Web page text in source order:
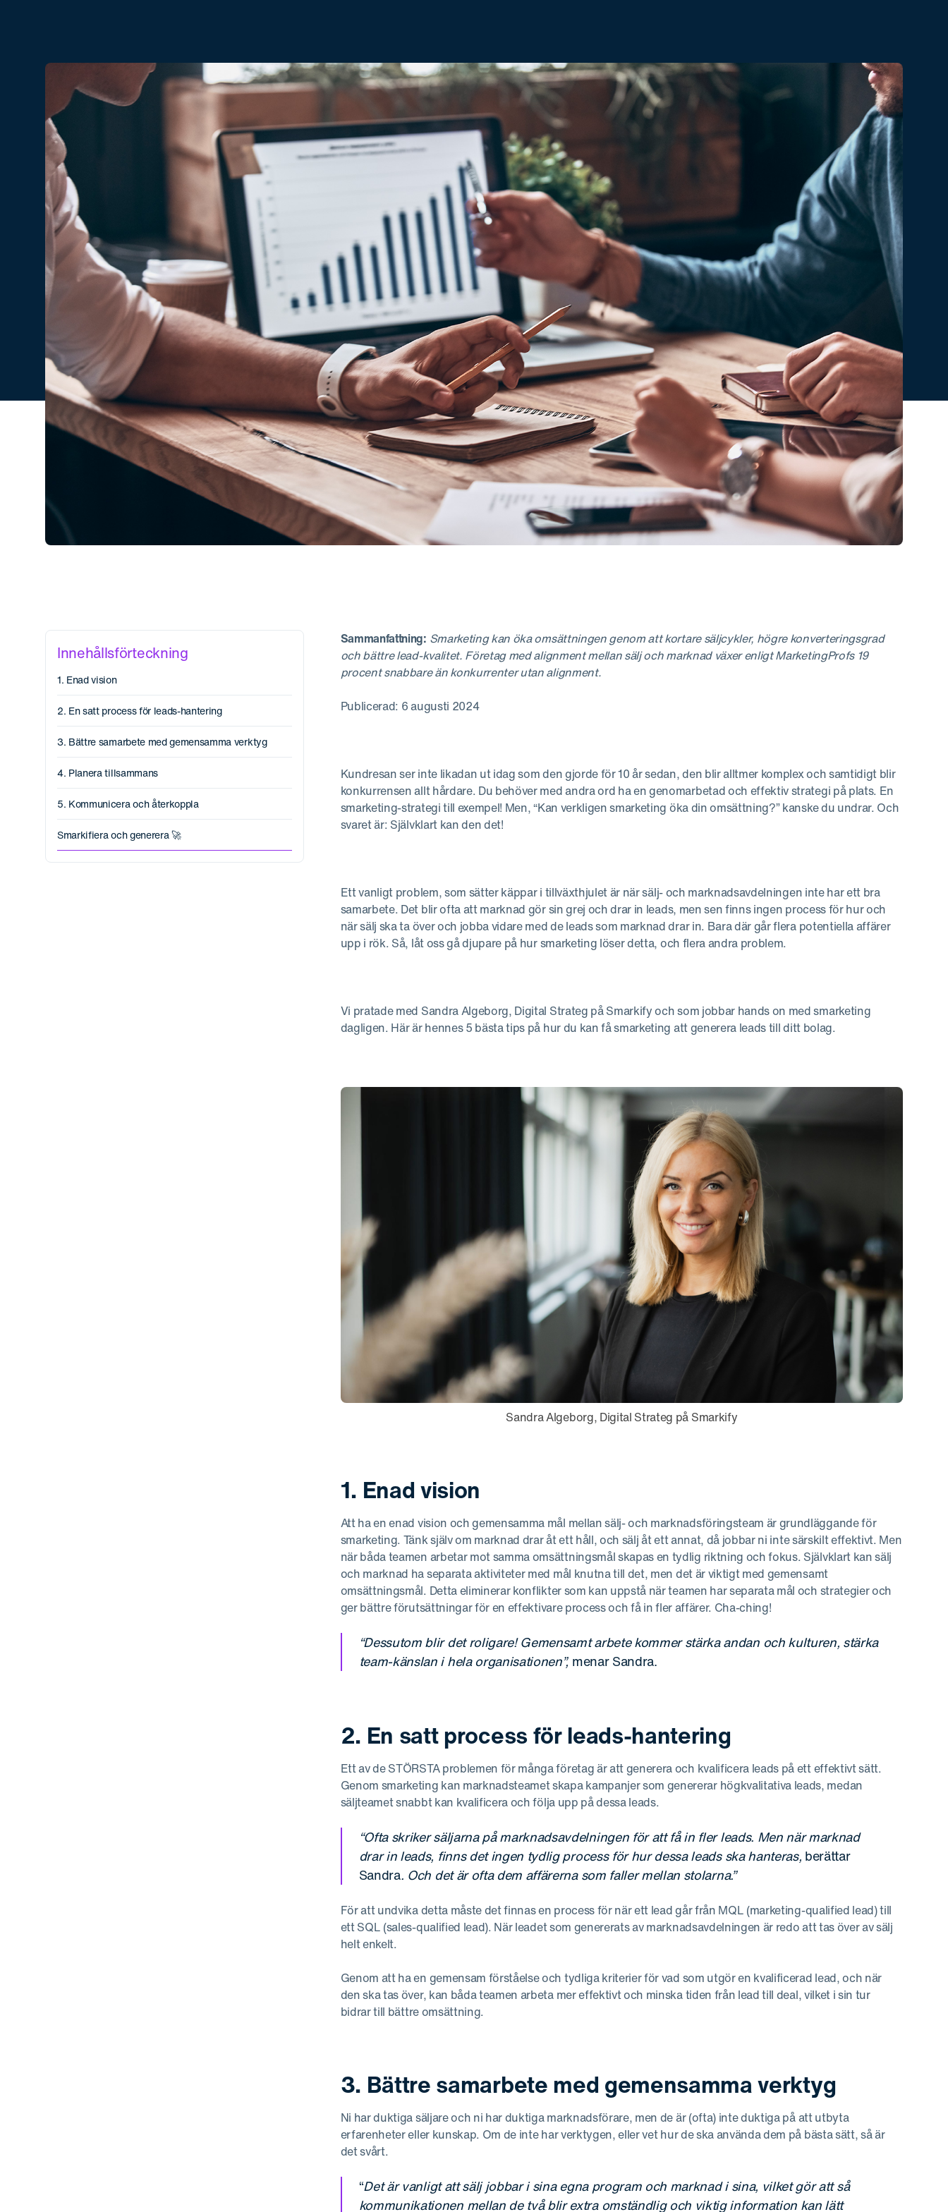
Innehållsförteckning
1. Enad vision
2. En satt process för leads-hantering
3. Bättre samarbete med gemensamma verktyg
4. Planera tillsammans
5. Kommunicera och återkoppla
Smarkifiera och generera 🚀
Sammanfattning: Smarketing kan öka omsättningen genom att kortare säljcykler, högre konverteringsgrad
och bättre lead-kvalitet. Företag med alignment mellan sälj och marknad växer enligt MarketingProfs 19
procent snabbare än konkurrenter utan alignment.
Publicerad: 6 augusti 2024
Kundresan ser inte likadan ut idag som den gjorde för 10 år sedan, den blir alltmer komplex och samtidigt blir
konkurrensen allt hårdare. Du behöver med andra ord ha en genomarbetad och effektiv strategi på plats. En
smarketing-strategi till exempel! Men, “Kan verkligen smarketing öka din omsättning?” kanske du undrar. Och
svaret är: Självklart kan den det!
Ett vanligt problem, som sätter käppar i tillväxthjulet är när sälj- och marknadsavdelningen inte har ett bra
samarbete. Det blir ofta att marknad gör sin grej och drar in leads, men sen finns ingen process för hur och
när sälj ska ta över och jobba vidare med de leads som marknad drar in. Bara där går flera potentiella affärer
upp i rök. Så, låt oss gå djupare på hur smarketing löser detta, och flera andra problem.
Vi pratade med Sandra Algeborg, Digital Strateg på Smarkify och som jobbar hands on med smarketing
dagligen. Här är hennes 5 bästa tips på hur du kan få smarketing att generera leads till ditt bolag.
Sandra Algeborg, Digital Strateg på Smarkify
1. Enad vision
Att ha en enad vision och gemensamma mål mellan sälj- och marknadsföringsteam är grundläggande för
smarketing. Tänk själv om marknad drar åt ett håll, och sälj åt ett annat, då jobbar ni inte särskilt effektivt. Men
när båda teamen arbetar mot samma omsättningsmål skapas en tydlig riktning och fokus. Självklart kan sälj
och marknad ha separata aktiviteter med mål knutna till det, men det är viktigt med gemensamt
omsättningsmål. Detta eliminerar konflikter som kan uppstå när teamen har separata mål och strategier och
ger bättre förutsättningar för en effektivare process och få in fler affärer. Cha-ching!
“Dessutom blir det roligare! Gemensamt arbete kommer stärka andan och kulturen, stärka
team-känslan i hela organisationen”, menar Sandra.
2. En satt process för leads-hantering
Ett av de STÖRSTA problemen för många företag är att generera och kvalificera leads på ett effektivt sätt.
Genom smarketing kan marknadsteamet skapa kampanjer som genererar högkvalitativa leads, medan
säljteamet snabbt kan kvalificera och följa upp på dessa leads.
“Ofta skriker säljarna på marknadsavdelningen för att få in fler leads. Men när marknad
drar in leads, finns det ingen tydlig process för hur dessa leads ska hanteras, berättar
Sandra. Och det är ofta dem affärerna som faller mellan stolarna.”
För att undvika detta måste det finnas en process för när ett lead går från MQL (marketing-qualified lead) till
ett SQL (sales-qualified lead). När leadet som genererats av marknadsavdelningen är redo att tas över av sälj
helt enkelt.
Genom att ha en gemensam förståelse och tydliga kriterier för vad som utgör en kvalificerad lead, och när
den ska tas över, kan båda teamen arbeta mer effektivt och minska tiden från lead till deal, vilket i sin tur
bidrar till bättre omsättning.
3. Bättre samarbete med gemensamma verktyg
Ni har duktiga säljare och ni har duktiga marknadsförare, men de är (ofta) inte duktiga på att utbyta
erfarenheter eller kunskap. Om de inte har verktygen, eller vet hur de ska använda dem på bästa sätt, så är
det svårt.
“Det är vanligt att sälj jobbar i sina egna program och marknad i sina, vilket gör att så
kommunikationen mellan de två blir extra omständlig och viktig information kan lätt